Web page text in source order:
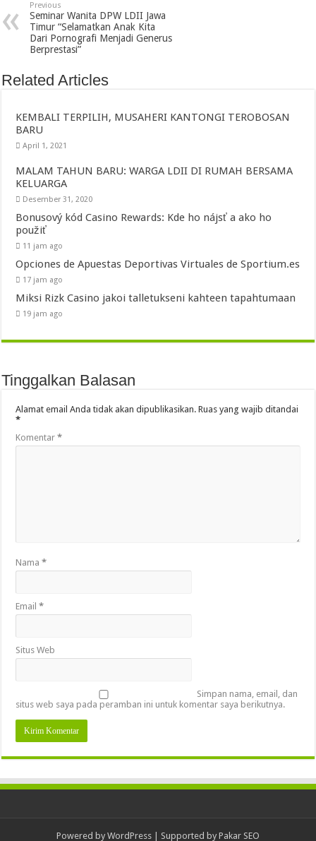
Previous
Seminar Wanita DPW LDII Jawa
Timur “Selamatkan Anak Kita
Dari Pornografi Menjadi Generus
Berprestasi”
Related Articles
KEMBALI TERPILIH, MUSAHERI KANTONGI TEROBOSAN
BARU
April 1, 2021
MALAM TAHUN BARU: WARGA LDII DI RUMAH BERSAMA
KELUARGA
Desember 31, 2020
Bonusový kód Casino Rewards: Kde ho nájsť a ako ho
použiť
11 jam ago
Opciones de Apuestas Deportivas Virtuales de Sportium.es
17 jam ago
Miksi Rizk Casino jakoi talletukseni kahteen tapahtumaan
19 jam ago
Tinggalkan Balasan
Alamat email Anda tidak akan dipublikasikan. Ruas yang wajib ditandai
*
Komentar*
Nama*
Email*
Situs Web
Simpan nama, email, dan
situs web saya pada peramban ini untuk komentar saya berikutnya.
Powered by WordPress | Supported by Pakar SEO